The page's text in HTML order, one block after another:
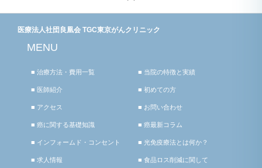
医療法人社団良凰会 TGC東京がんクリニック
MENU
■ 治療方法・費用一覧 ■ 当院の特徴と実績
■ 医師紹介 ■ 初めての方
■ アクセス ■ お問い合わせ
■ 癌に関する基礎知識 ■ 癌最新コラム
■ インフォームド・コンセント ■ 光免疫療法とは何か？
■ 求人情報 ■ 食品ロス削減に関して